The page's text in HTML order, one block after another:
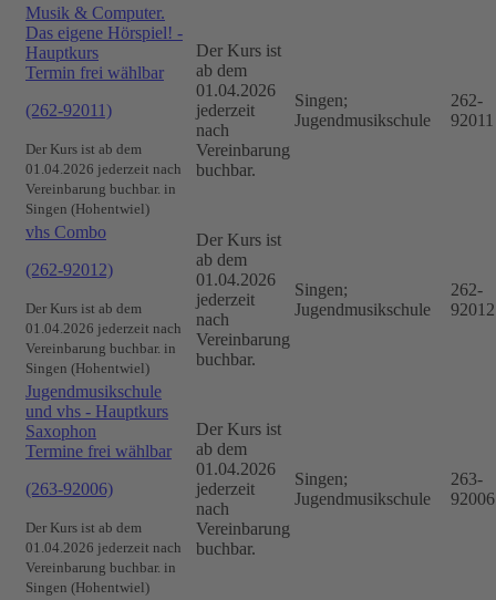
Musik & Computer.
Das eigene Hörspiel! -
Hauptkurs
Termin frei wählbar
(262-92011)
Der Kurs ist ab dem
01.04.2026 jederzeit nach
Vereinbarung buchbar. in
Singen (Hohentwiel)
Der Kurs ist
ab dem
01.04.2026
jederzeit
nach
Vereinbarung
buchbar.
Singen;
Jugendmusikschule
262-
92011
vhs Combo
(262-92012)
Der Kurs ist ab dem
01.04.2026 jederzeit nach
Vereinbarung buchbar. in
Singen (Hohentwiel)
Der Kurs ist
ab dem
01.04.2026
jederzeit
nach
Vereinbarung
buchbar.
Singen;
Jugendmusikschule
262-
92012
Jugendmusikschule
und vhs - Hauptkurs
Saxophon
Termine frei wählbar
(263-92006)
Der Kurs ist ab dem
01.04.2026 jederzeit nach
Vereinbarung buchbar. in
Singen (Hohentwiel)
Der Kurs ist
ab dem
01.04.2026
jederzeit
nach
Vereinbarung
buchbar.
Singen;
Jugendmusikschule
263-
92006